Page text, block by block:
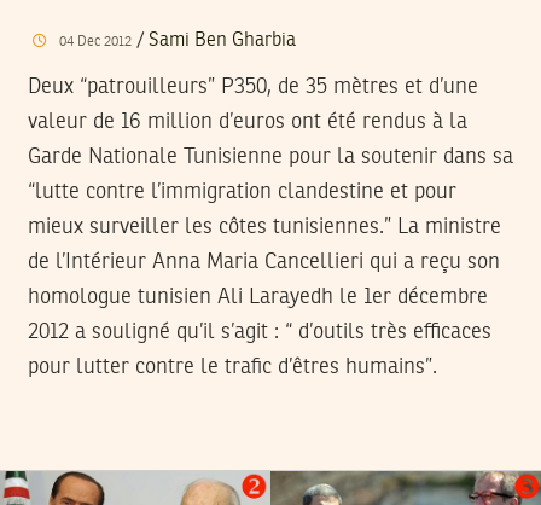
04 Dec 2012/ Sami Ben Gharbia
Deux “patrouilleurs” P350, de 35 mètres et d’une
valeur de 16 million d’euros ont été rendus à la
Garde Nationale Tunisienne pour la soutenir dans sa
“lutte contre l’immigration clandestine et pour
mieux surveiller les côtes tunisiennes.” La ministre
de l’Intérieur Anna Maria Cancellieri qui a reçu son
homologue tunisien Ali Larayedh le 1er décembre
2012 a souligné qu’il s’agit : “ d’outils très efficaces
pour lutter contre le trafic d’êtres humains”.